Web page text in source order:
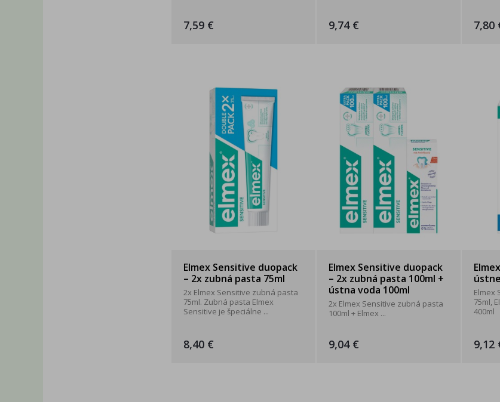
7,59 € 9,74 € 7,80
Elmex Sensitive duopack
– 2x zubná pasta 75ml
2x Elmex Sensitive zubná pasta
75ml. Zubná pasta Elmex
Sensitive je špeciálne ...
8,40 €
Elmex Sensitive duopack
– 2x zubná pasta 100ml +
ústna voda 100ml
2x Elmex Sensitive zubná pasta
100ml + Elmex ...
9,04 €
Elmex
75ml,
400ml
9,12